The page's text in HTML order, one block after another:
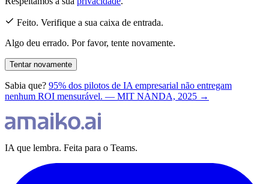
Feito. Verifique a sua caixa de entrada.
Algo deu errado. Por favor, tente novamente.
Tentar novamente
Sabia que? 95% dos pilotos de IA empresarial não entregam
nenhum ROI mensurável. — MIT NANDA, 2025 →
IA que lembra. Feita para o Teams.